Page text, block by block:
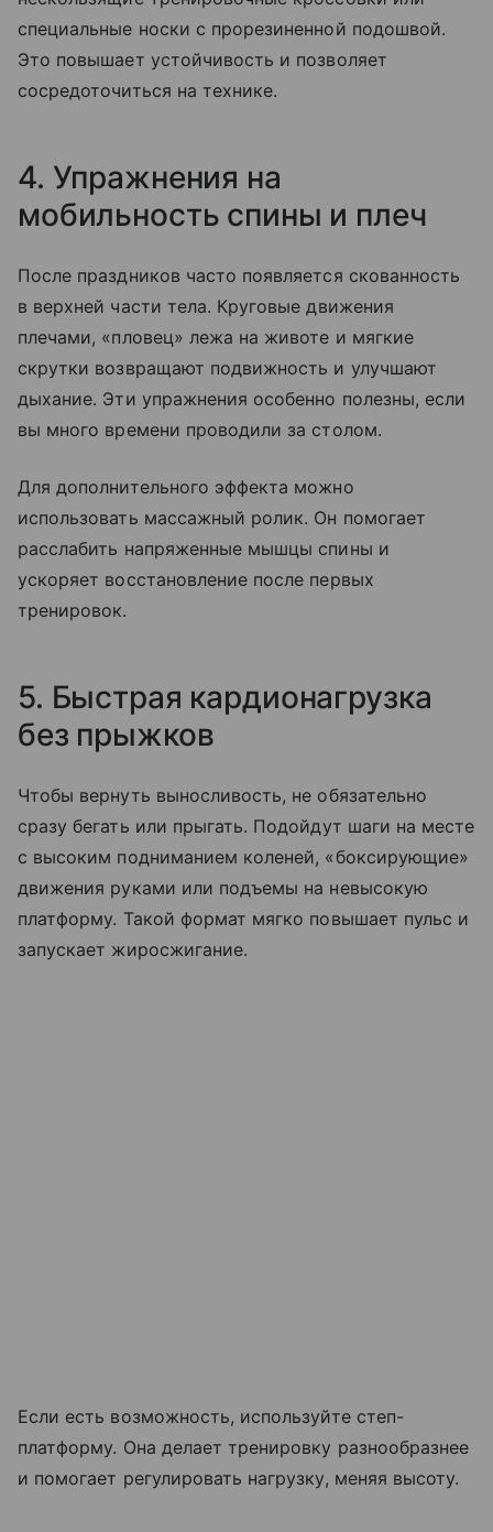
специальные носки с прорезиненной подошвой.
Это повышает устойчивость и позволяет
сосредоточиться на технике.
4. Упражнения на
мобильность спины и плеч
После праздников часто появляется скованность
в верхней части тела. Круговые движения
плечами, «пловец» лежа на животе и мягкие
скрутки возвращают подвижность и улучшают
дыхание. Эти упражнения особенно полезны, если
вы много времени проводили за столом.
Для дополнительного эффекта можно
использовать массажный ролик. Он помогает
расслабить напряженные мышцы спины и
ускоряет восстановление после первых
тренировок.
5. Быстрая кардионагрузка
без прыжков
Чтобы вернуть выносливость, не обязательно
сразу бегать или прыгать. Подойдут шаги на месте
с высоким подниманием коленей, «боксирующие»
движения руками или подъемы на невысокую
платформу. Такой формат мягко повышает пульс и
запускает жиросжигание.
Если есть возможность, используйте степ-
платформу. Она делает тренировку разнообразнее
и помогает регулировать нагрузку, меняя высоту.